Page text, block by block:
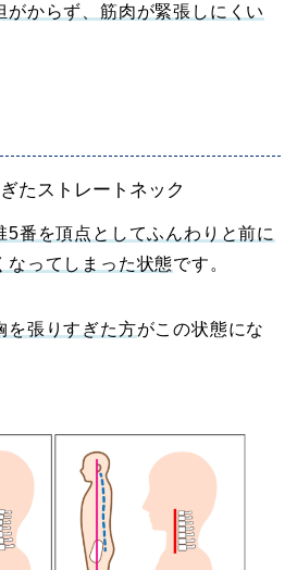
がからず、筋肉が緊張しにくい
たストレートネック
5番を頂点としてふんわりと前に
なってしまった状態です。
を張りすぎた方がこの状態にな